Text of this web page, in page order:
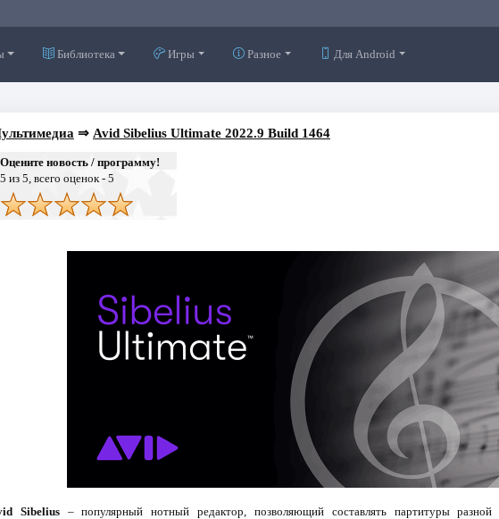
Библиотека Игры Разное Для Android
⇒ Avid Sibelius Ultimate 2022.9 Build 1464
Оцените новость / программу!
5 из 5, всего оценок - 5
Sibelius– популярный нотный редактор, позволяющий составлять партитуры